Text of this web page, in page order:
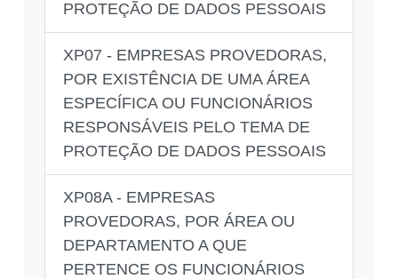
PROTEÇÃO DE DADOS PESSOAIS
XP07 - EMPRESAS PROVEDORAS,
POR EXISTÊNCIA DE UMA ÁREA
ESPECÍFICA OU FUNCIONÁRIOS
RESPONSÁVEIS PELO TEMA DE
PROTEÇÃO DE DADOS PESSOAIS
XP08A - EMPRESAS
PROVEDORAS, POR ÁREA OU
DEPARTAMENTO A QUE
PERTENCE OS FUNCIONÁRIOS